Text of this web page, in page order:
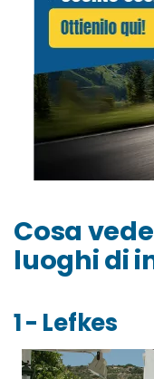
Cosa
luoghi di
1 - Lefkes